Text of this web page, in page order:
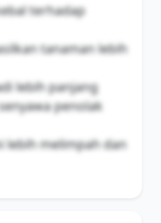
terhadap
tanaman lebih
lebih panjang
penolak
lebih melimpah dan